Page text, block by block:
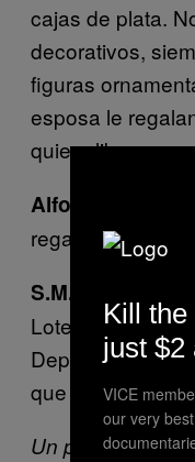
cajas de plata.
decorativos,
figuras
esposa le
quiero libros.
Alfonso:
regalaron a
S.M. el Rey:
Lotería que me
Deportiva
que me regalen
Un poco
Kill
just $2
VICE
our very